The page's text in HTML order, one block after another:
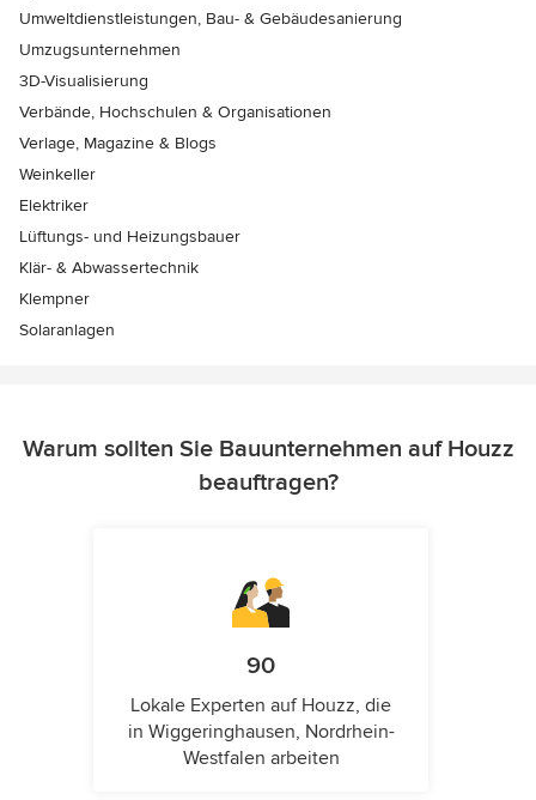
Umweltdienstleistungen, Bau- & Gebäudesanierung
Umzugsunternehmen
3D-Visualisierung
Verbände, Hochschulen & Organisationen
Verlage, Magazine & Blogs
Weinkeller
Elektriker
Lüftungs- und Heizungsbauer
Klär- & Abwassertechnik
Klempner
Solaranlagen
Warum sollten Sie Bauunternehmen auf Houzz
beauftragen?
90
Lokale Experten auf Houzz, die
in Wiggeringhausen, Nordrhein-
Westfalen arbeiten